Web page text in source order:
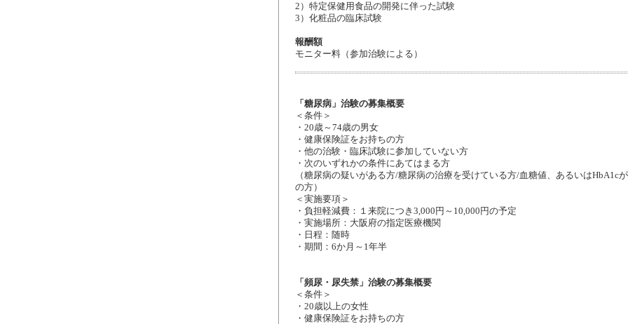
2）特定保健用食品の開発に伴った試験
3）化粧品の臨床試験
報酬額
モニター料（参加治験による）
「糖尿病」治験の募集概要
＜条件＞
・20歳～74歳の男女
・健康保険証をお持ちの方
・他の治験・臨床試験に参加していない方
・次のいずれかの条件にあてはまる方
（糖尿病の疑いがある方/糖尿病の治療を受けている方/血糖値、あるいはHbA1c
の方）
＜実施要項＞
・負担軽減費：１来院につき3,000円～10,000円の予定
・実施場所：大阪府の指定医療機関
・日程：随時
・期間：6か月～1年半
「頻尿・尿失禁」治験の募集概要
＜条件＞
・20歳以上の女性
・健康保険証をお持ちの方